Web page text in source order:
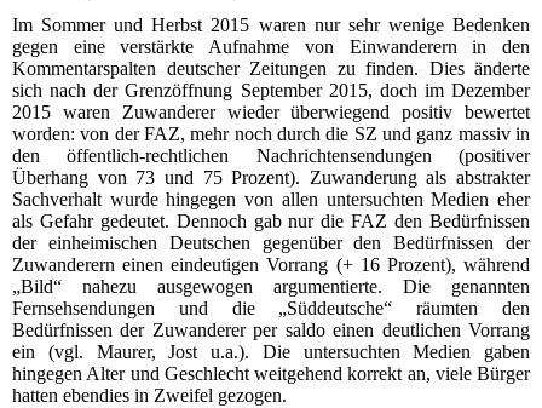
Im Sommer und Herbst 2015 waren nur sehr wenige Bedenken
gegen eine verstärkte Aufnahme von Einwanderern in den
Kommentarspalten deutscher Zeitungen zu finden. Dies änderte
sich nach der Grenzöffnung September 2015, doch im Dezember
2015 waren Zuwanderer wieder überwiegend positiv bewertet
worden: von der FAZ, mehr noch durch die SZ und ganz massiv in
den öffentlich-rechtlichen Nachrichtensendungen (positiver
Überhang von 73 und 75 Prozent). Zuwanderung als abstrakter
Sachverhalt wurde hingegen von allen untersuchten Medien eher
als Gefahr gedeutet. Dennoch gab nur die FAZ den Bedürfnissen
der einheimischen Deutschen gegenüber den Bedürfnissen der
Zuwanderern einen eindeutigen Vorrang (+ 16 Prozent), während
„Bild“ nahezu ausgewogen argumentierte. Die genannten
Fernsehsendungen und die „Süddeutsche“ räumten den
Bedürfnissen der Zuwanderer per saldo einen deutlichen Vorrang
ein (vgl. Maurer, Jost u.a.). Die untersuchten Medien gaben
hingegen Alter und Geschlecht weitgehend korrekt an, viele Bürger
hatten ebendies in Zweifel gezogen.